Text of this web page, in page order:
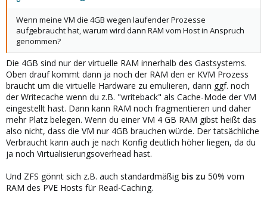
Wenn meine VM die 4GB wegen laufender Prozesse
aufgebraucht hat, warum wird dann RAM vom Host in Anspruch
genommen?
Die 4GB sind nur der virtuelle RAM innerhalb des Gastsystems.
Oben drauf kommt dann ja noch der RAM den er KVM Prozess
braucht um die virtuelle Hardware zu emulieren, dann ggf. noch
der Writecache wenn du z.B. "writeback" als Cache-Mode der VM
eingestellt hast. Dann kann RAM noch fragmentieren und daher
mehr Platz belegen. Wenn du einer VM 4 GB RAM gibst heißt das
also nicht, dass die VM nur 4GB brauchen würde. Der tatsächliche
Verbraucht kann auch je nach Konfig deutlich höher liegen, da du
ja noch Virtualisierungsoverhead hast.
Und ZFS gönnt sich z.B. auch standardmäßig bis zu 50% vom
RAM des PVE Hosts für Read-Caching.